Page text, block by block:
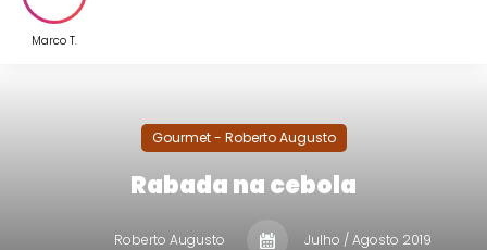
Contato
Marco T.
Gourmet - Roberto Augusto
Rabada na cebola
Roberto Augusto Julho / Agosto 2019